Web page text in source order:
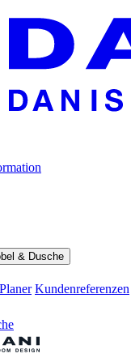
& Dusche
Kundenreferenzen